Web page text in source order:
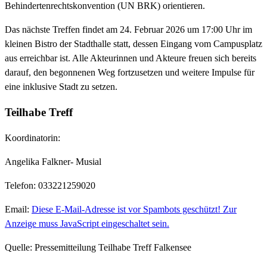
Behindertenrechtskonvention (UN BRK) orientieren.
Das nächste Treffen findet am 24. Februar 2026 um 17:00 Uhr im
kleinen Bistro der Stadthalle statt, dessen Eingang vom Campusplatz
aus erreichbar ist. Alle Akteurinnen und Akteure freuen sich bereits
darauf, den begonnenen Weg fortzusetzen und weitere Impulse für
eine inklusive Stadt zu setzen.
Teilhabe Treff
Koordinatorin:
Angelika Falkner- Musial
Telefon: 033221259020
Email: Diese E-Mail-Adresse ist vor Spambots geschützt! Zur
Anzeige muss JavaScript eingeschaltet sein.
Quelle: Pressemitteilung Teilhabe Treff Falkensee